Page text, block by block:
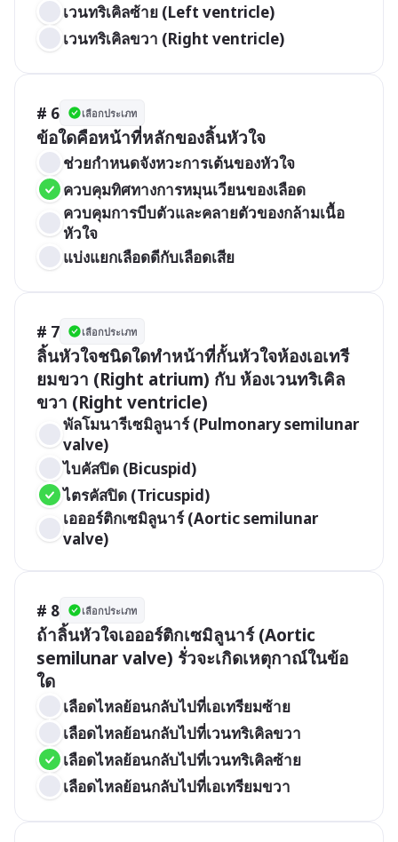
เวนทริเคิลซ้าย (Left ventricle)
เวนทริเคิลขวา (Right ventricle)
# 6 เลือกประเภท
ข้อใดคือหน้าที่หลักของลิ้นหัวใจ
ช่วยกำหนดจังหวะการเต้นของหัวใจ
ควบคุมทิศทางการหมุนเวียนของเลือด
ควบคุมการบีบตัวและคลายตัวของกล้ามเนื้อ
หัวใจ
แบ่งแยกเลือดดีกับเลือดเสีย
# 7 เลือกประเภท
ลิ้นหัวใจชนิดใดทำหน้าที่กั้นหัวใจห้องเอเทรี
ยมขวา (Right atrium) กับ ห้องเวนทริเคิล
ขวา (Right ventricle)
พัลโมนารีเซมิลูนาร์ (Pulmonary semilunar
valve)
ไบคัสปิด (Bicuspid)
ไตรคัสปิด (Tricuspid)
เอออร์ติกเซมิลูนาร์ (Aortic semilunar
valve)
# 8 เลือกประเภท
ถ้าลิ้นหัวใจเอออร์ติกเซมิลูนาร์ (Aortic
semilunar valve) รั่วจะเกิดเหตุกาณ์ในข้อ
ใด
เลือดไหลย้อนกลับไปที่เอเทรียมซ้าย
เลือดไหลย้อนกลับไปที่เวนทริเคิลขวา
เลือดไหลย้อนกลับไปที่เวนทริเคิลซ้าย
เลือดไหลย้อนกลับไปที่เอเทรียมขวา